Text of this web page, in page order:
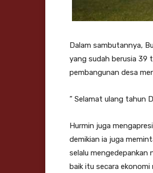
Dalam sambutannya,
yang sudah berusia 39
pembangunan desa
” Selamat ulang tahun
Hurmin juga
demikian ia juga
selalu mengedepankan
baik itu secara